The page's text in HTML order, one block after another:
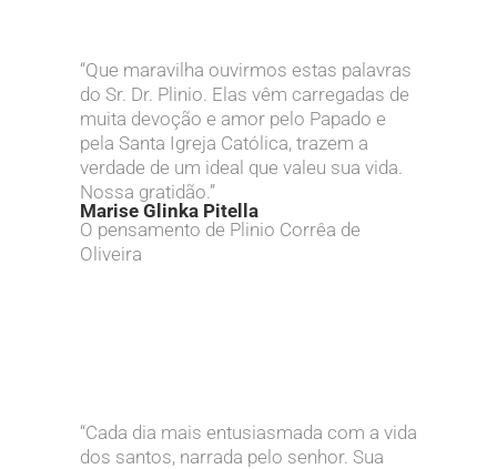
“Que maravilha ouvirmos estas palavras
do Sr. Dr. Plinio. Elas vêm carregadas de
muita devoção e amor pelo Papado e
pela Santa Igreja Católica, trazem a
verdade de um ideal que valeu sua vida.
Nossa gratidão.”
Marise Glinka Pitella
O pensamento de Plinio Corrêa de
Oliveira
“Cada dia mais entusiasmada com a vida
dos santos, narrada pelo senhor. Sua